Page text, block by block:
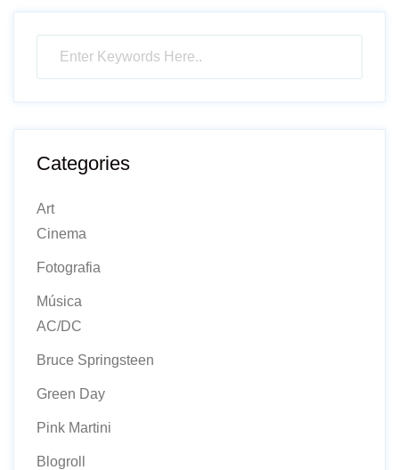
Categories
Art
Cinema
Fotografia
Música
AC/DC
Bruce Springsteen
Green Day
Pink Martini
Blogroll